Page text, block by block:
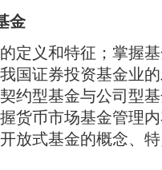
金
义和特征；掌握基
国证券投资基金业
约型基金与公司型
货币市场基金管理
放式基金的概念、